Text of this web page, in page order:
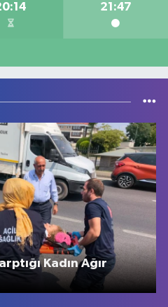
21:47
Kadın Ağır